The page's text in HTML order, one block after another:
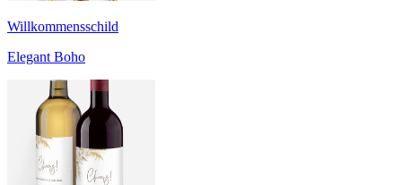
Willkommensschild
Elegant Boho